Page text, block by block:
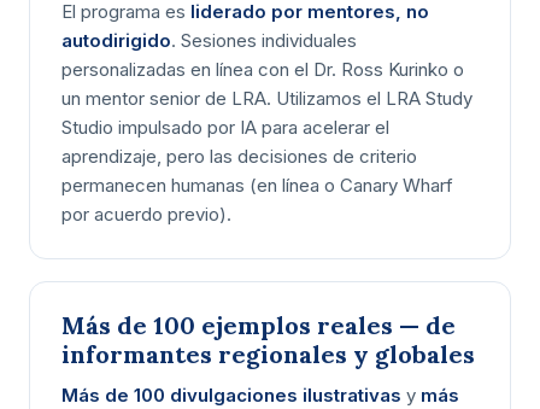
El programa es liderado por mentores, no
autodirigido. Sesiones individuales
personalizadas en línea con el Dr. Ross Kurinko o
un mentor senior de LRA. Utilizamos el LRA Study
Studio impulsado por IA para acelerar el
aprendizaje, pero las decisiones de criterio
permanecen humanas (en línea o Canary Wharf
por acuerdo previo).
Más de 100 ejemplos reales — de
informantes regionales y globales
Más de 100 divulgaciones ilustrativas y más